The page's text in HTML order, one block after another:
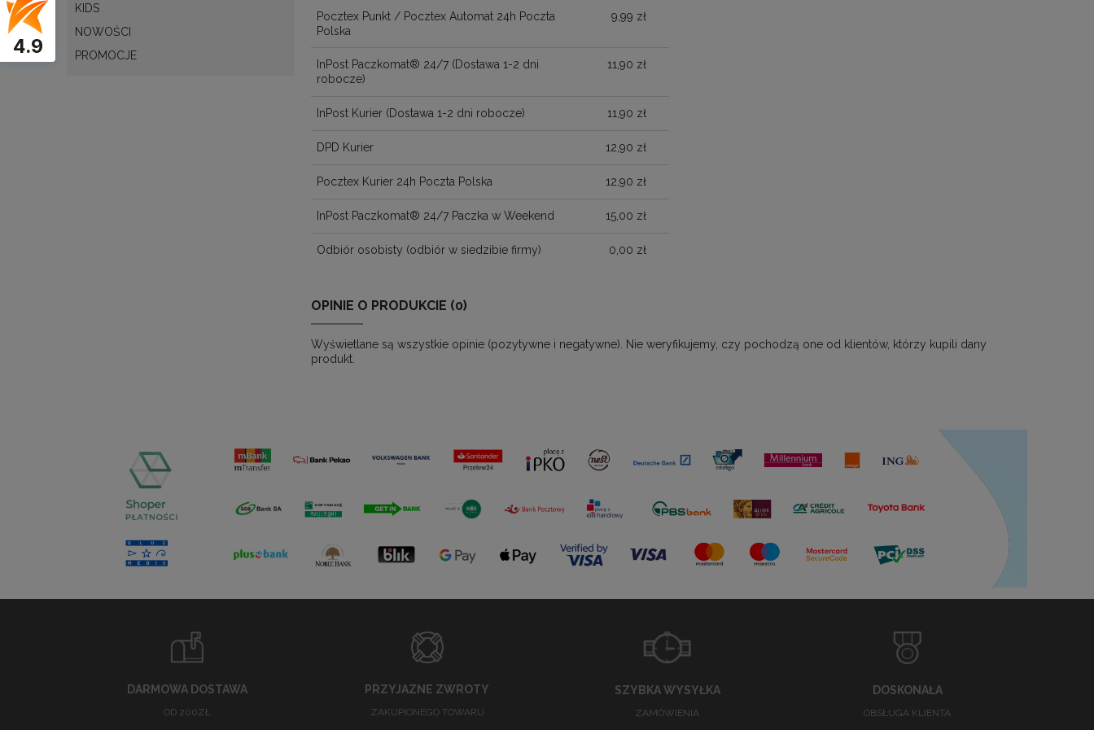
KIDS
NOWOŚCI
PROMOCJE
Pocztex Punkt / Pocztex Automat 24h Poczta
Polska
9,99 zł
InPost Paczkomat® 24/7 (Dostawa 1-2 dni
robocze)
11,90 zł
InPost Kurier (Dostawa 1-2 dni robocze) 11,90 zł
DPD Kurier 12,90 zł
Pocztex Kurier 24h Poczta Polska 12,90 zł
InPost Paczkomat® 24/7 Paczka w Weekend 15,00 zł
Odbiór osobisty (odbiór w siedzibie firmy) 0,00 zł
OPINIE O PRODUKCIE (0)
Wyświetlane są wszystkie opinie (pozytywne i negatywne). Nie weryfikujemy, czy pochodzą one od klientów, którzy kupili dany
produkt.
DARMOWA DOSTAWA
OD 200ZŁ
PRZYJAZNE ZWROTY
ZAKUPIONEGO TOWARU
SZYBKA WYSYŁKA
ZAMÓWIENIA
DOSKONAŁA
OBSŁUGA KLIENTA
4.9